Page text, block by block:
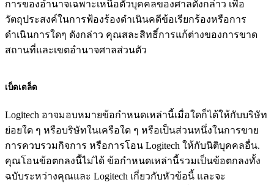
การของอำนาจเฉพาะเหนือตัวบุคคลของศาลดังกล่าว เพื่อ
วัตถุประสงค์ในการฟ้องร้องดำเนินคดีข้อเรียกร้องหรือการ
ดำเนินการใดๆ ดังกล่าว คุณสละสิทธิ์การแก้ต่างของการขาด
สถานที่และเขตอำนาจศาลส่วนตัว
เบ็ดเตล็ด
Logitech อาจมอบหมายข้อกำหนดเหล่านี้เมื่อใดก็ได้ให้กับบริษัท
ย่อยใด ๆ หรือบริษัทในเครือใด ๆ หรือเป็นส่วนหนึ่งในการขาย
การควบรวมกิจการ หรือการโอน Logitech ให้กับนิติบุคคลอื่น.
คุณโอนข้อตกลงนี้ไม่ได้ ข้อกำหนดเหล่านี้รวมเป็นข้อตกลงทั้ง
ฉบับระหว่างคุณและ Logitech เกี่ยวกับหัวข้อนี้ และจะ